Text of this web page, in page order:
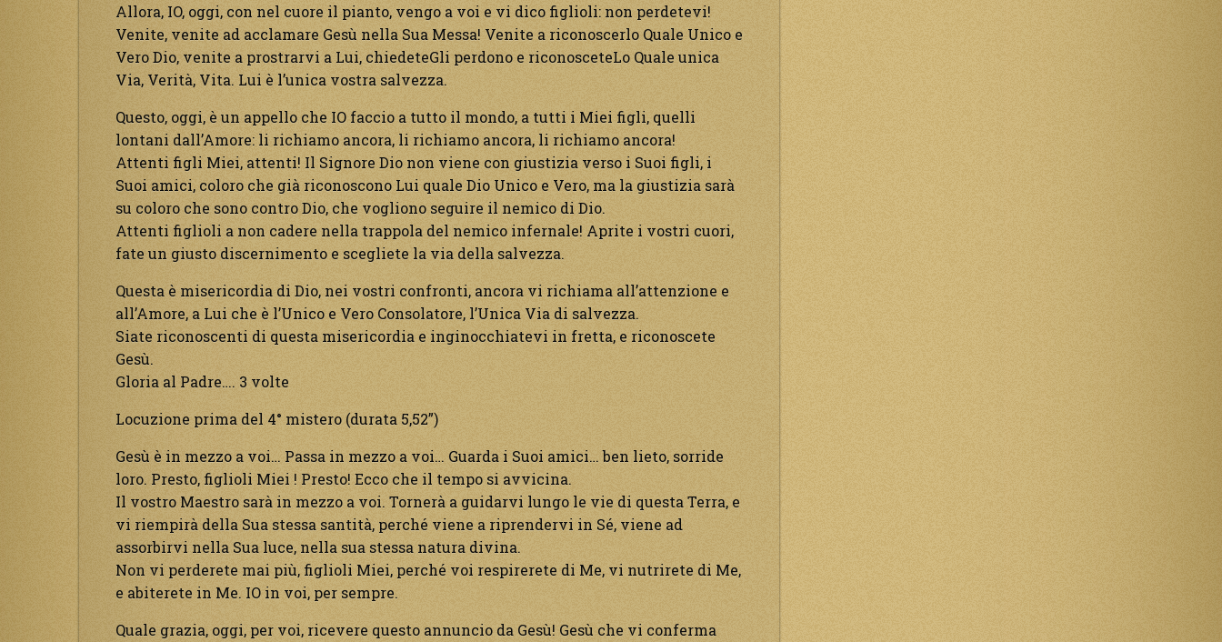
Allora, IO, oggi, con nel cuore il pianto, vengo a voi e vi dico figlioli: non perdetevi!
Venite, venite ad acclamare Gesù nella Sua Messa! Venite a riconoscerlo Quale Unico e
Vero Dio, venite a prostrarvi a Lui, chiedeteGli perdono e riconosceteLo Quale unica
Via, Verità, Vita. Lui è l’unica vostra salvezza.
Questo, oggi, è un appello che IO faccio a tutto il mondo, a tutti i Miei figli, quelli
lontani dall’Amore: li richiamo ancora, li richiamo ancora, li richiamo ancora!
Attenti figli Miei, attenti! Il Signore Dio non viene con giustizia verso i Suoi figli, i
Suoi amici, coloro che già riconoscono Lui quale Dio Unico e Vero, ma la giustizia sarà
su coloro che sono contro Dio, che vogliono seguire il nemico di Dio.
Attenti figlioli a non cadere nella trappola del nemico infernale! Aprite i vostri cuori,
fate un giusto discernimento e scegliete la via della salvezza.
Questa è misericordia di Dio, nei vostri confronti, ancora vi richiama all’attenzione e
all’Amore, a Lui che è l’Unico e Vero Consolatore, l’Unica Via di salvezza.
Siate riconoscenti di questa misericordia e inginocchiatevi in fretta, e riconoscete
Gesù.
Gloria al Padre…. 3 volte
Locuzione prima del 4° mistero (durata 5,52”)
Gesù è in mezzo a voi… Passa in mezzo a voi… Guarda i Suoi amici… ben lieto, sorride
loro. Presto, figlioli Miei ! Presto! Ecco che il tempo si avvicina.
Il vostro Maestro sarà in mezzo a voi. Tornerà a guidarvi lungo le vie di questa Terra, e
vi riempirà della Sua stessa santità, perché viene a riprendervi in Sé, viene ad
assorbirvi nella Sua luce, nella sua stessa natura divina.
Non vi perderete mai più, figlioli Miei, perché voi respirerete di Me, vi nutrirete di Me,
e abiterete in Me. IO in voi, per sempre.
Quale grazia, oggi, per voi, ricevere questo annuncio da Gesù! Gesù che vi conferma